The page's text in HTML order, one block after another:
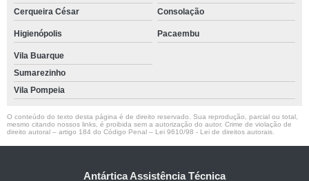
Cerqueira César
Consolação
Higienópolis Pacaembu
Vila Buarque
Sumarezinho
Vila Pompeia
O conteúdo do texto desta página é de direito reservado. Sua reprodução, parcial ou total,
mesmo citando nossos links, é proibida sem a autorização do autor. Crime de violação de
direito autoral – artigo 184 do Código Penal – Lei 9610/98 - Lei de direitos autorais
Antártica Assistência Técnica